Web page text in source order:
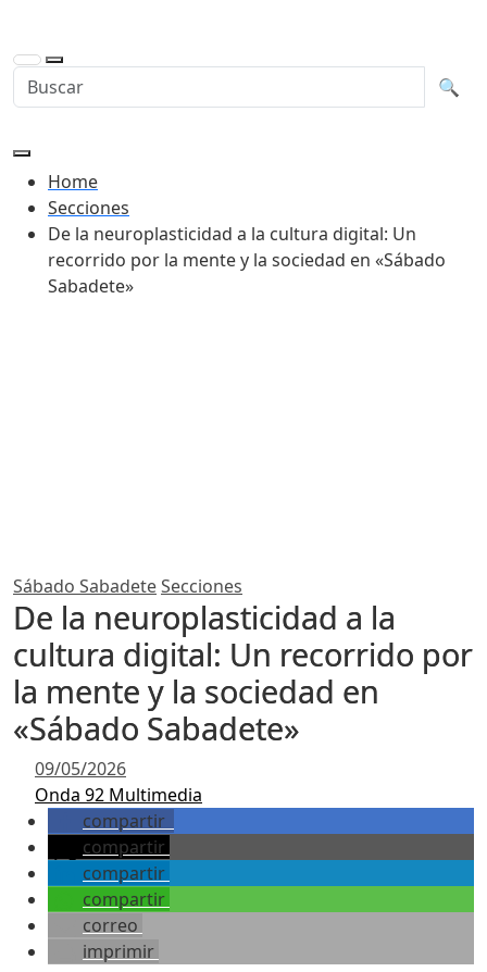
Buscar en la web 🔍
Home
Secciones
De la neuroplasticidad a la cultura digital: Un
recorrido por la mente y la sociedad en «Sábado
Sabadete»
Sábado SabadeteSecciones
De la neuroplasticidad a la
cultura digital: Un recorrido por
la mente y la sociedad en
«Sábado Sabadete»
09/05/2026
Onda 92 Multimedia
compartir
compartir
compartir
compartir
correo
imprimir